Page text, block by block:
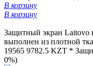
В корзину
В корзину
Защитный экран Laitovo
выполнен из плотной
19565 9782.5 KZT *
0%)